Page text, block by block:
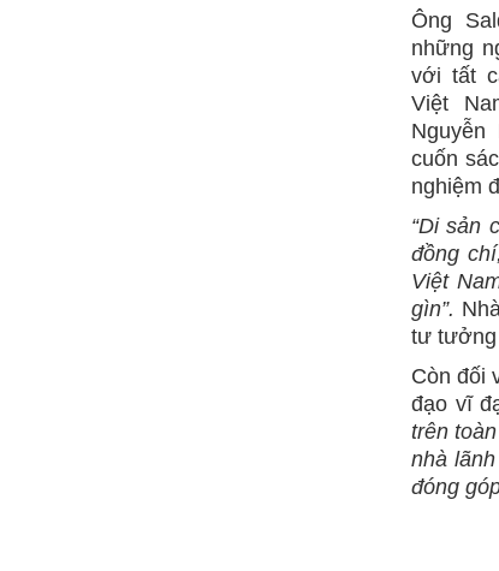
Ông
những
với tất
Việt
cuốn
nghiệm
“Di sản
đồng
Việt
gìn”.
tư tưởng
Còn đối
đạo vĩ
trên
nhà
đóng